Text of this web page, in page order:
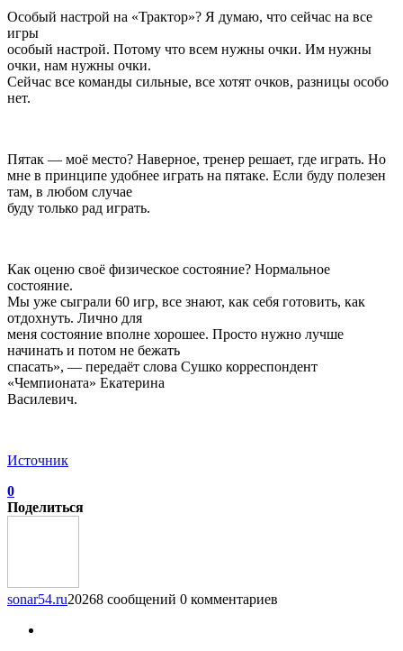
Особый настрой на «Трактор»? Я думаю, что сейчас на все
игры
особый настрой. Потому что всем нужны очки. Им нужны
очки, нам нужны очки.
Сейчас все команды сильные, все хотят очков, разницы особо
нет.
Пятак — моё место? Наверное, тренер решает, где играть. Но
мне в принципе удобнее играть на пятаке. Если буду полезен
там, в любом случае
буду только рад играть.
Как оценю своё физическое состояние? Нормальное
состояние.
Мы уже сыграли 60 игр, все знают, как себя готовить, как
отдохнуть. Лично для
меня состояние вполне хорошее. Просто нужно лучше
начинать и потом не бежать
спасать», — передаёт слова Сушко корреспондент
«Чемпионата» Екатерина
Василевич.
Источник
0
Поделиться
sonar54.ru20268 сообщений 0 комментариев